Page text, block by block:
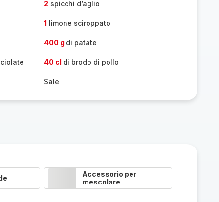
2 spicchi d’aglio
1 limone sciroppato
400 g di patate
40 cl di brodo di pollo
Sale
Accessorio per
mescolare